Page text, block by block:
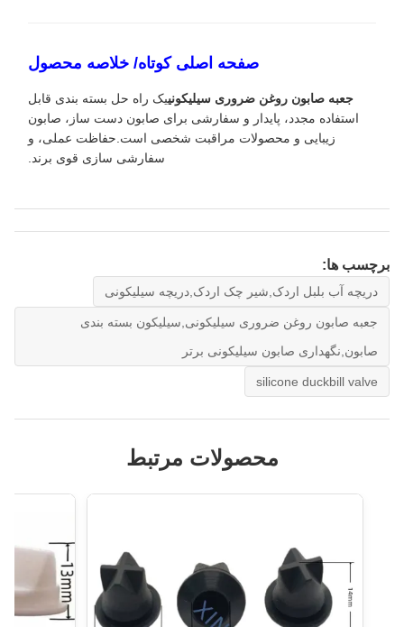
صفحه اصلی کوتاه/ خلاصه محصول
جعبه صابون روغن ضروری سیلیکونییک راه حل بسته بندی قابل
استفاده مجدد، پایدار و سفارشی برای صابون دست ساز، صابون
زیبایی و محصولات مراقبت شخصی است.حفاظت عملی، و
سفارشی سازی قوی برند.
برچسب ها:
دریچه آب بلبل اردک,شیر چک اردک,دریچه سیلیکونی
جعبه صابون روغن ضروری سیلیکونی,سیلیکون بسته بندی
صابون,نگهداری صابون سیلیکونی برتر
silicone duckbill valve
محصولات مرتبط